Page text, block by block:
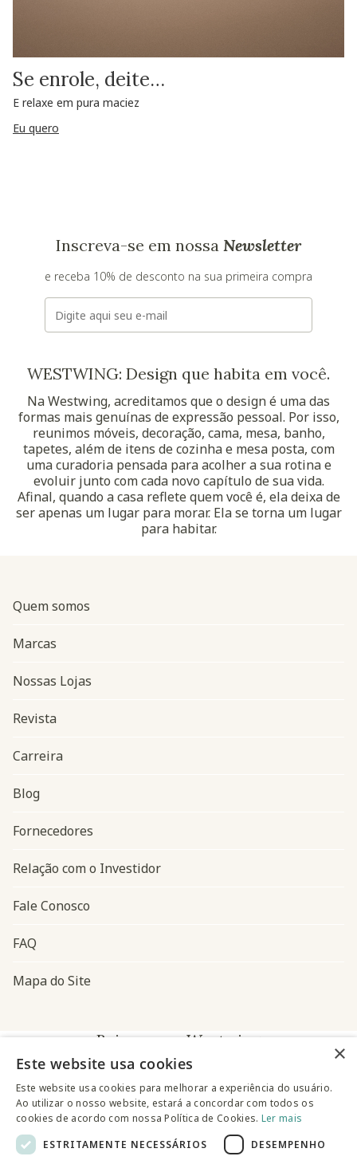
Se enrole, deite…
E relaxe em pura maciez
Eu quero
Inscreva-se em nossa Newsletter
e receba 10% de desconto na sua primeira compra
E-mail
WESTWING: Design que habita em você.
Na Westwing, acreditamos que o design é uma das
formas mais genuínas de expressão pessoal. Por isso,
reunimos móveis, decoração, cama, mesa, banho,
tapetes, além de itens de cozinha e mesa posta, com
uma curadoria pensada para acolher a sua rotina e
evoluir junto com cada novo capítulo de sua vida.
Afinal, quando a casa reflete quem você é, ela deixa de
ser apenas um lugar para morar. Ela se torna um lugar
para habitar.
Navegação do rodapé
Quem somos
Marcas
Nossas Lojas
Revista
Carreira
Blog
Fornecedores
Relação com o Investidor
Fale Conosco
FAQ
Mapa do Site
Baixe o app Westwing
×
Este website usa cookies
Este website usa cookies para melhorar a experiência do usuário.
Ao utilizar o nosso website, estará a concordar com todos os
cookies de acordo com nossa Política de Cookies. Ler mais
ESTRITAMENTE NECESSÁRIOS
DESEMPENHO